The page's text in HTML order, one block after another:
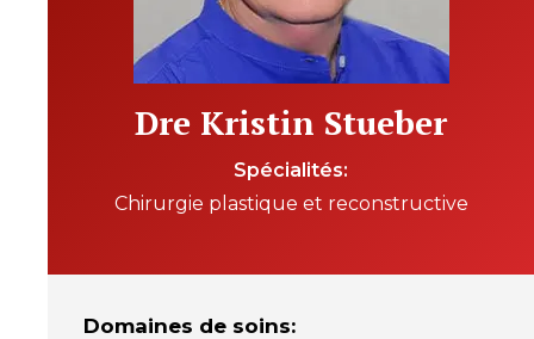
Dre Kristin Stueber
Spécialités
Chirurgie plastique et reconstructive
Domaines de soins: